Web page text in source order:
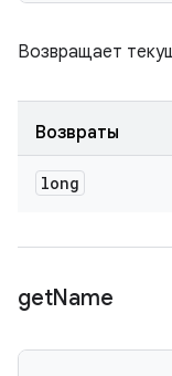
Возвращает
Возвраты
long
getName